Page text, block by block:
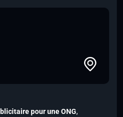
pour une ONG,